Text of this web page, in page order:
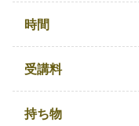
時間
受講料
持ち物